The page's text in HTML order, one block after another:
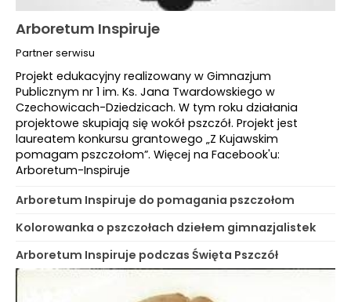
Arboretum Inspiruje
Partner serwisu
Projekt edukacyjny realizowany w Gimnazjum
Publicznym nr 1 im. Ks. Jana Twardowskiego w
Czechowicach-Dziedzicach. W tym roku działania
projektowe skupiają się wokół pszczół. Projekt jest
laureatem konkursu grantowego „Z Kujawskim
pomagam pszczołom”. Więcej na Facebook'u:
Arboretum-Inspiruje
Arboretum Inspiruje do pomagania pszczołom
Kolorowanka o pszczołach dziełem gimnazjalistek
Arboretum Inspiruje podczas Święta Pszczół